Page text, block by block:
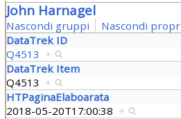
John Harnagel
Nascondi gruppi
Nascondi
DataTrek ID
Q4513 +
DataTrek Item
Q4513 +
HTPaginaElaboarata
2018-05-20T17:00:38 +